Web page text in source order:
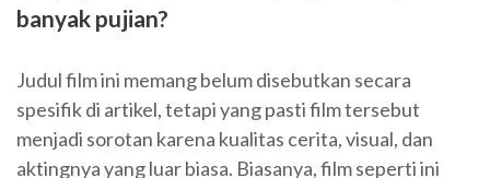
banyak pujian?
Judul film ini memang belum disebutkan secara
spesifik di artikel, tetapi yang pasti film tersebut
menjadi sorotan karena kualitas cerita, visual, dan
aktingnya yang luar biasa. Biasanya, film seperti ini